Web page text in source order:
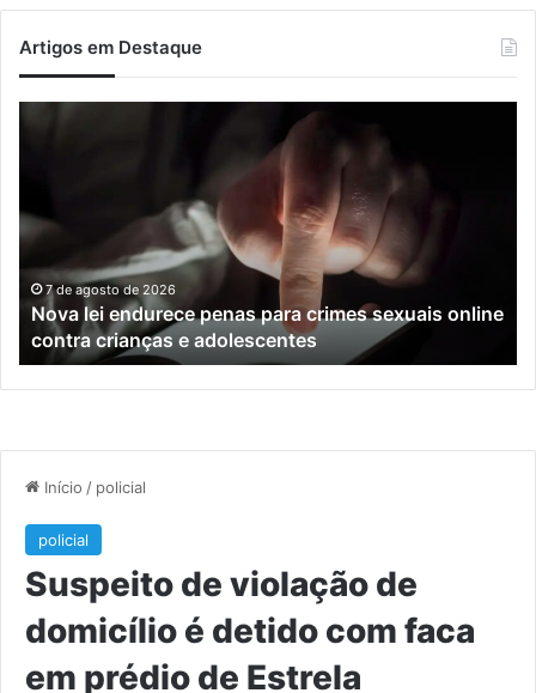
Artigos em Destaque
para
crimes
sexuais
online
contra
crianças
e
adolescentes
7 de agosto de 2026
Nova lei endurece penas para crimes sexuais online
contra crianças e adolescentes